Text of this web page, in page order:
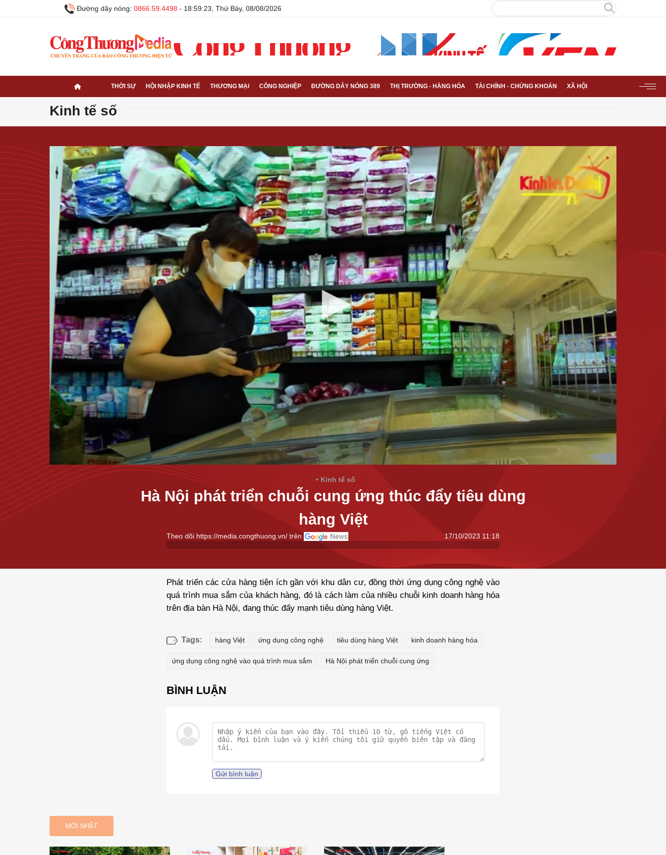
Đường dây nóng: 0866.59.4498 - 18:59:25, Thứ Bảy, 08/08/2026
THỜI SỰ HỘI NHẬP KINH TẾ THƯƠNG MẠI CÔNG NGHIỆP ĐƯỜNG DÂY NÓNG 389 THỊ TRƯỜNG - HÀNG HÓA TÀI CHÍNH - CHỨNG KHOÁN XÃ HỘI
Kinh tế số
Volume
90%
Kinh tế số
Hà Nội phát triển chuỗi cung ứng thúc đẩy tiêu dùng
hàng Việt
Theo dõi https://media.congthuong.vn/ trên 17/10/2023 11:18
Phát triển các cửa hàng tiện ích gần với khu dân cư, đồng thời ứng dụng công nghệ vào
quá trình mua sắm của khách hàng, đó là cách làm của nhiều chuỗi kinh doanh hàng hóa
trên địa bàn Hà Nội, đang thúc đẩy mạnh tiêu dùng hàng Việt.
Tags: hàng Việt ứng dụng công nghệ tiêu dùng hàng Việt kinh doanh hàng hóa
ứng dụng công nghệ vào quá trình mua sắm Hà Nội phát triển chuỗi cung ứng
Gửi bình luận
MỚI NHẤT